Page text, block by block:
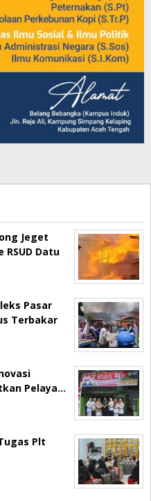
Jeget
Datu
Pasar
Terbakar
Pelaya…
Plt